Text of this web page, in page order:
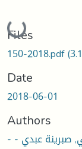
Loading...
Files
150-2018.pdf
Date
2018-06-01
Authors
صبرينة عبدي